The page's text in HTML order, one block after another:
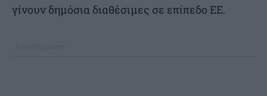
γίνουν δημόσια διαθέσιμες σε επίπεδο ΕΕ.